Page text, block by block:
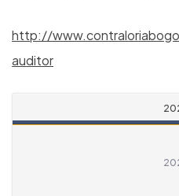
http://
auditor